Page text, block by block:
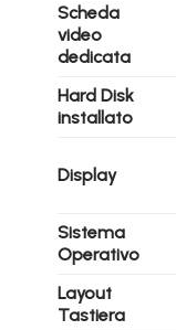
Scheda
video
dedicata
Hard Disk
installato
Display
Sistema
Operativo
Layout
Tastiera